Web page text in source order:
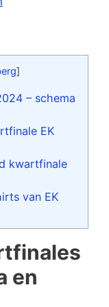
]
– schema
EK
kwartfinale
van EK
en